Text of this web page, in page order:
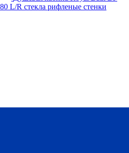
L/R стекла рифленые стенки